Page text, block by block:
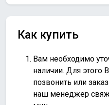
Как купить
Вам необходимо
наличии. Для
позвонить или
наш менеджер